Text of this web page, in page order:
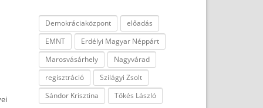
Demokráciaközpont
előadás
EMNT
Erdélyi Magyar Néppárt
Marosvásárhely
Nagyvárad
regisztráció
Szilágyi Zsolt
Sándor Krisztina
Tőkés László